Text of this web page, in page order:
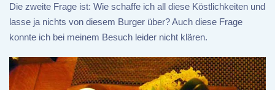
Die zweite Frage ist: Wie schaffe ich all diese Köstlichkeiten und
lasse ja nichts von diesem Burger über? Auch diese Frage
konnte ich bei meinem Besuch leider nicht klären.